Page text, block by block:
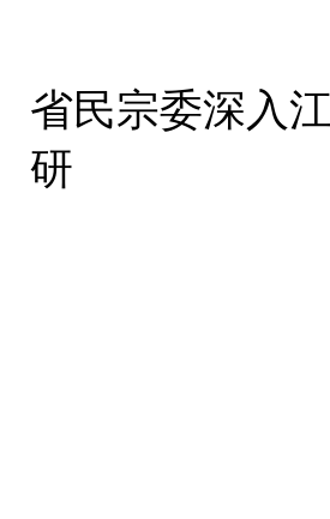
省民宗委深入
研